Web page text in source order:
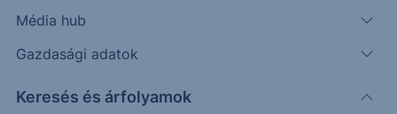
Média hub
Gazdasági adatok
Keresés és árfolyamok
Előző záró:
Árfolyamértesítő rögzítése
További információk kérése